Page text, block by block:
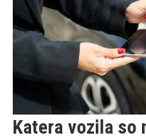
Katera vozila so